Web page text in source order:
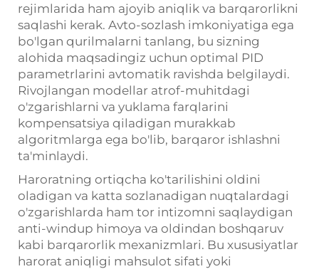
rejimlarida ham ajoyib aniqlik va barqarorlikni
saqlashi kerak. Avto-sozlash imkoniyatiga ega
bo'lgan qurilmalarni tanlang, bu sizning
alohida maqsadingiz uchun optimal PID
parametrlarini avtomatik ravishda belgilaydi.
Rivojlangan modellar atrof-muhitdagi
o'zgarishlarni va yuklama farqlarini
kompensatsiya qiladigan murakkab
algoritmlarga ega bo'lib, barqaror ishlashni
ta'minlaydi.
Haroratning ortiqcha ko'tarilishini oldini
oladigan va katta sozlanadigan nuqtalardagi
o'zgarishlarda ham tor intizomni saqlaydigan
anti-windup himoya va oldindan boshqaruv
kabi barqarorlik mexanizmlari. Bu xususiyatlar
harorat aniqligi mahsulot sifati yoki